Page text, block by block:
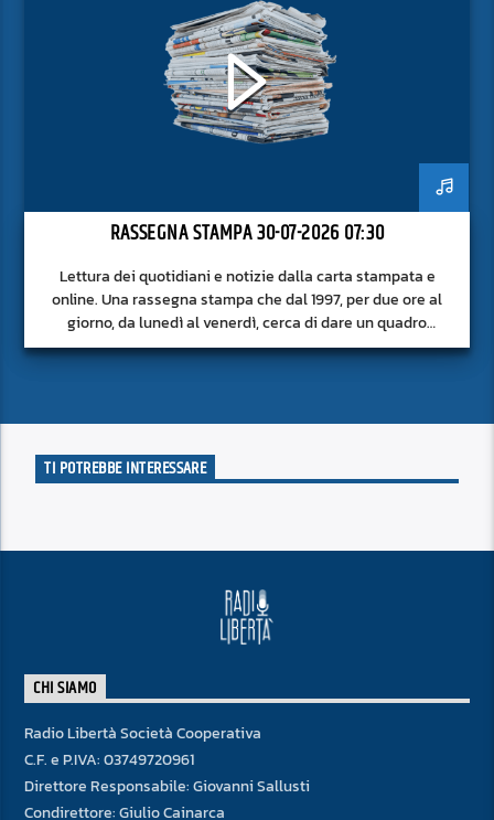
RASSEGNA STAMPA 30-07-2026 07:30
Lettura dei quotidiani e notizie dalla carta stampata e
online. Una rassegna stampa che dal 1997, per due ore al
giorno, da lunedì al venerdì, cerca di dare un quadro
approfondito delle notizie del giorno, senza fermarsi alla
TI POTREBBE INTERESSARE
CHI SIAMO
Radio Libertà Società Cooperativa
C.F. e P.IVA: 03749720961
Direttore Responsabile: Giovanni Sallusti
Condirettore: Giulio Cainarca